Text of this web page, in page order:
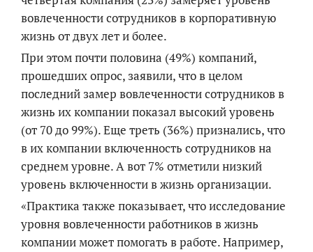
вовлеченности сотрудников в корпоративную
жизнь от двух лет и более.
При этом почти половина (49%) компаний,
прошедших опрос, заявили, что в целом
последний замер вовлеченности сотрудников в
жизнь их компании показал высокий уровень
(от 70 до 99%). Еще треть (36%) признались, что
в их компании включенность сотрудников на
среднем уровне. А вот 7% отметили низкий
уровень включенности в жизнь организации.
«Практика также показывает, что исследование
уровня вовлеченности работников в жизнь
компании может помогать в работе. Например,